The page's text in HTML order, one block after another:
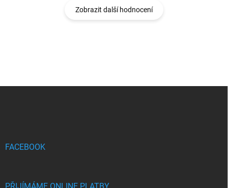
Zobrazit další hodnocení
FACEBOOK